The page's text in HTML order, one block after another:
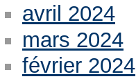
avril 2024
mars 2024
février 2024